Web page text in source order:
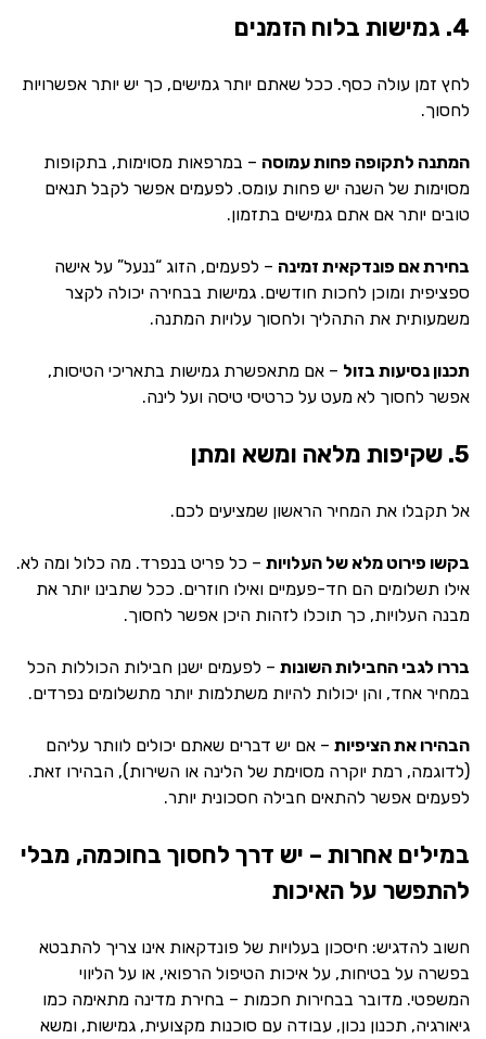
4. גמישות בלוח הזמנים
לחץ זמן עולה כסף. ככל שאתם יותר גמישים, כך יש יותר אפשרויות
לחסוך.
המתנה לתקופה פחות עמוסה – במרפאות מסוימות, בתקופות
מסוימות של השנה יש פחות עומס. לפעמים אפשר לקבל תנאים
טובים יותר אם אתם גמישים בתזמון.
בחירת אם פונדקאית זמינה – לפעמים, הזוג “ננעל” על אישה
ספציפית ומוכן לחכות חודשים. גמישות בבחירה יכולה לקצר
משמעותית את התהליך ולחסוך עלויות המתנה.
תכנון נסיעות בזול – אם מתאפשרת גמישות בתאריכי הטיסות,
אפשר לחסוך לא מעט על כרטיסי טיסה ועל לינה.
5. שקיפות מלאה ומשא ומתן
אל תקבלו את המחיר הראשון שמציעים לכם.
בקשו פירוט מלא של העלויות – כל פריט בנפרד. מה כלול ומה לא.
אילו תשלומים הם חד-פעמיים ואילו חוזרים. ככל שתבינו יותר את
מבנה העלויות, כך תוכלו לזהות היכן אפשר לחסוך.
בררו לגבי החבילות השונות – לפעמים ישנן חבילות הכוללות הכל
במחיר אחד, והן יכולות להיות משתלמות יותר מתשלומים נפרדים.
הבהירו את הציפיות – אם יש דברים שאתם יכולים לוותר עליהם
(לדוגמה, רמת יוקרה מסוימת של הלינה או השירות), הבהירו זאת.
לפעמים אפשר להתאים חבילה חסכונית יותר.
במילים אחרות – יש דרך לחסוך בחוכמה, מבלי
להתפשר על האיכות
חשוב להדגיש: חיסכון בעלויות של פונדקאות אינו צריך להתבטא
בפשרה על בטיחות, על איכות הטיפול הרפואי, או על הליווי
המשפטי. מדובר בבחירות חכמות – בחירת מדינה מתאימה כמו
גיאורגיה, תכנון נכון, עבודה עם סוכנות מקצועית, גמישות, ומשא